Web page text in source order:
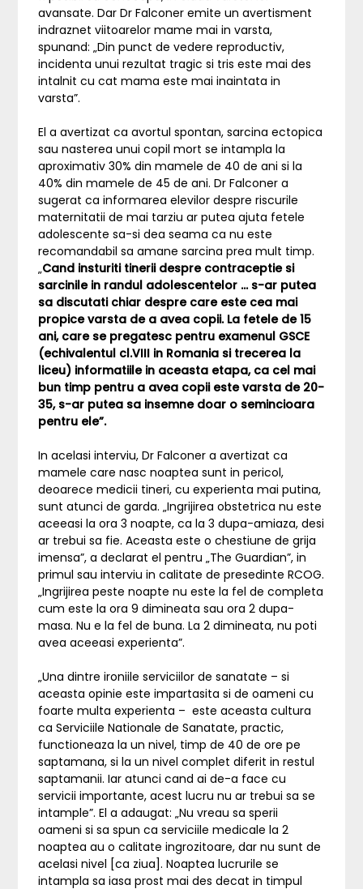
avansate. Dar Dr Falconer emite un avertisment
indraznet viitoarelor mame mai in varsta,
spunand: „Din punct de vedere reproductiv,
incidenta unui rezultat tragic si tris este mai des
intalnit cu cat mama este mai inaintata in
varsta”.
El a avertizat ca avortul spontan, sarcina ectopica
sau nasterea unui copil mort se intampla la
aproximativ 30% din mamele de 40 de ani si la
40% din mamele de 45 de ani. Dr Falconer a
sugerat ca informarea elevilor despre riscurile
maternitatii de mai tarziu ar putea ajuta fetele
adolescente sa-si dea seama ca nu este
recomandabil sa amane sarcina prea mult timp.
„Cand insturiti tinerii despre contraceptie si
sarcinile in randul adolescentelor … s-ar putea
sa discutati chiar despre care este cea mai
propice varsta de a avea copii. La fetele de 15
ani, care se pregatesc pentru examenul GSCE
(echivalentul cl.VIII in Romania si trecerea la
liceu) informatiile in aceasta etapa, ca cel mai
bun timp pentru a avea copii este varsta de 20-
35, s-ar putea sa insemne doar o semincioara
pentru ele”.
In acelasi interviu, Dr Falconer a avertizat ca
mamele care nasc noaptea sunt in pericol,
deoarece medicii tineri, cu experienta mai putina,
sunt atunci de garda. „Ingrijirea obstetrica nu este
aceeasi la ora 3 noapte, ca la 3 dupa-amiaza, desi
ar trebui sa fie. Aceasta este o chestiune de grija
imensa”, a declarat el pentru „The Guardian”, in
primul sau interviu in calitate de presedinte RCOG.
„Ingrijirea peste noapte nu este la fel de completa
cum este la ora 9 dimineata sau ora 2 dupa-
masa. Nu e la fel de buna. La 2 dimineata, nu poti
avea aceeasi experienta”.
„Una dintre ironiile serviciilor de sanatate – si
aceasta opinie este impartasita si de oameni cu
foarte multa experienta – este aceasta cultura
ca Serviciile Nationale de Sanatate, practic,
functioneaza la un nivel, timp de 40 de ore pe
saptamana, si la un nivel complet diferit in restul
saptamanii. Iar atunci cand ai de-a face cu
servicii importante, acest lucru nu ar trebui sa se
intample”. El a adaugat: „Nu vreau sa sperii
oameni si sa spun ca serviciile medicale la 2
noaptea au o calitate ingrozitoare, dar nu sunt de
acelasi nivel [ca ziua]. Noaptea lucrurile se
intampla sa iasa prost mai des decat in timpul